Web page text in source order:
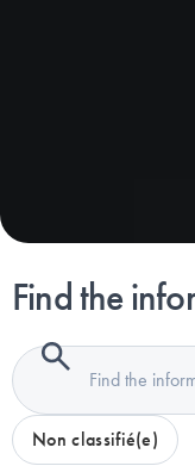
Find the
Non classifié(e)